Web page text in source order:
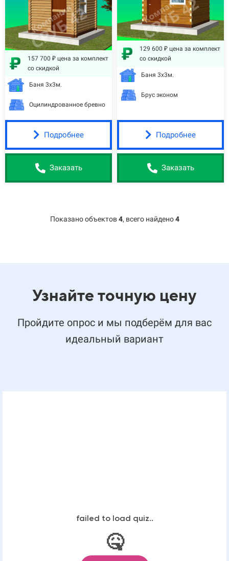
157 700 ₽ цена за комплект
со скидкой
Баня 3х3м.
Оцилиндрованное бревно
Подробнее
Заказать
129 600 ₽ цена за комплект
со скидкой
Баня 3х3м.
Брус эконом
Подробнее
Заказать
Показано объектов4, всего найдено4
Узнайте точную цену
Пройдите опрос и мы подберём для вас
идеальный вариант